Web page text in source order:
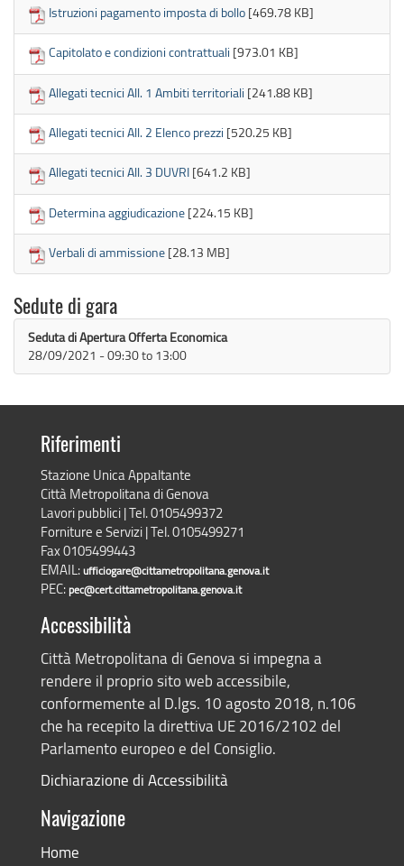
Istruzioni pagamento imposta di bollo [469.78 KB]
Capitolato e condizioni contrattuali [973.01 KB]
Allegati tecnici All. 1 Ambiti territoriali [241.88 KB]
Allegati tecnici All. 2 Elenco prezzi [520.25 KB]
Allegati tecnici All. 3 DUVRI [641.2 KB]
Determina aggiudicazione [224.15 KB]
Verbali di ammissione [28.13 MB]
Sedute di gara
Seduta di Apertura Offerta Economica
28/09/2021 -09:30to 13:00
Riferimenti
Stazione Unica Appaltante
Città Metropolitana di Genova
Lavori pubblici | Tel. 0105499372
Forniture e Servizi | Tel. 0105499271
Fax 0105499443
EMAIL:ufficiogare@cittametropolitana.genova.it
PEC:pec@cert.cittametropolitana.genova.it
Accessibilità
Città Metropolitana di Genova si impegna a
rendere il proprio sito web accessibile,
conformemente al D.lgs. 10 agosto 2018, n.106
che ha recepito la direttiva UE 2016/2102 del
Parlamento europeo e del Consiglio.
Dichiarazione di Accessibilità
Navigazione
Home